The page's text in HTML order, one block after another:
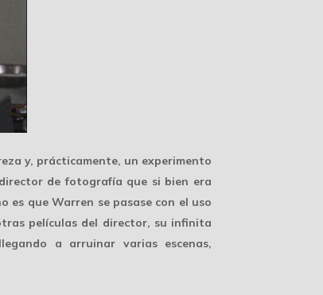
y, prácticamente, un experimento
de fotografía que si bien era
es que Warren se pasase con el uso
películas del director, su infinita
a arruinar varias escenas,